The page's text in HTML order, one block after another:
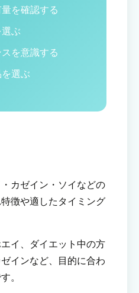
を確認する
ぶ
を意識する
選ぶ
カゼイン・ソイなどの
徴や適したタイミング
イ、ダイエット中の方
インなど、目的に合わ
。